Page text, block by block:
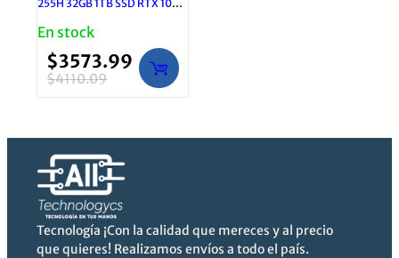
255H 32GB 1TB SSD RTX 1000
En stock
$4110.09
original
era:
$4110.09.
$3573.99
actual
es:
$3573.99.
Tecnología ¡Con la calidad que mereces y al precio
que quieres! Realizamos envíos a todo el país.